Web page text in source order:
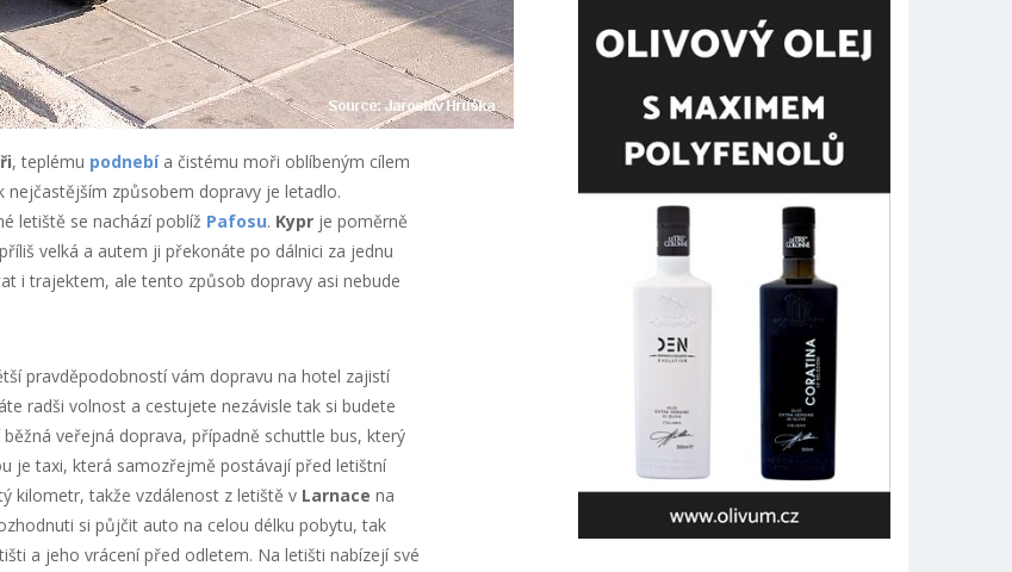
, teplému podnebía čistému moři oblíbeným cílem
způsobem dopravy je letadlo.
letiště se nachází poblíž Pafosu. Kyprje poměrně
velká a autem ji překonáte po dálnici za jednu
i trajektem, ale tento způsob dopravy asi nebude
pravděpodobností vám dopravu na hotel zajistí
radši volnost a cestujete nezávisle tak si budete
veřejná doprava, případně schuttle bus, který
je taxi, která samozřejmě postávají před letištní
kilometr, takže vzdálenost z letiště v Larnace na
si půjčit auto na celou délku pobytu, tak
a jeho vrácení před odletem. Na letišti nabízejí své